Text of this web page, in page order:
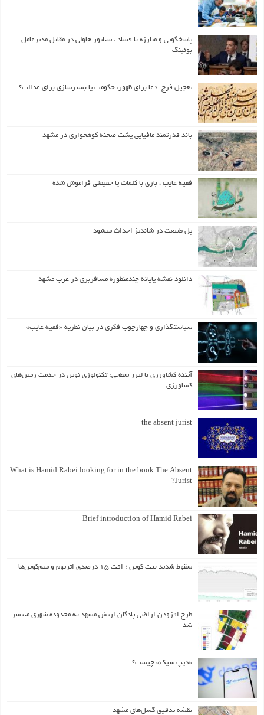
پاسخگویی و مبارزه با فساد ، سناتور هاولی در مقابل مدیرعامل
بوئینگ
تعجیل فرج: دعا برای ظهور، حکومت یا بسترسازی برای عدالت؟
باند قدرتمند مافیایی پشت صحنه کوهخواری در مشهد
فقیه غایب ، بازی با کلمات یا حقیقتی فراموش شده
پل طبیعت در شاندیز احداث میشود
دانلود نقشه پایانه چندمنظوره مسافربری در غرب مشهد
سیاستگذاری و چهارچوب فکری در بیان نظریه «فقیه غایب»
آینده کشاورزی با لیزر سطحی: تکنولوژی نوین در خدمت زمین‌های
کشاورزی
the absent jurist
What is Hamid Rabei looking for in the book The Absent
Jurist?
Brief introduction of Hamid Rabei
سقوط شدید بیت کوین ؛ افت ۱۵ درصدی اتریوم و میم‌کوین‌ها
طرح افزودن اراضی پادگان ارتش مشهد به محدوده شهری منتشر
شد
«دیپ سیک» چیست؟
نقشه تدقیق گسل‌های مشهد